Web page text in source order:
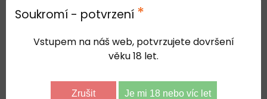
Diskuse 0
Soukromí - potvrzení *
Vstupem na náš web, potvrzujete dovršení
věku 18 let.
Zrušit Je mi 18 nebo víc let